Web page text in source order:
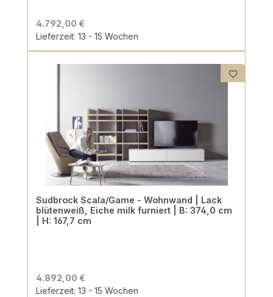
4.792,00 €
Lieferzeit: 13 - 15 Wochen
Sudbrock Scala/Game - Wohnwand | Lack
blütenweiß, Eiche milk furniert | B: 374,0 cm
| H: 167,7 cm
4.892,00 €
Lieferzeit: 13 - 15 Wochen